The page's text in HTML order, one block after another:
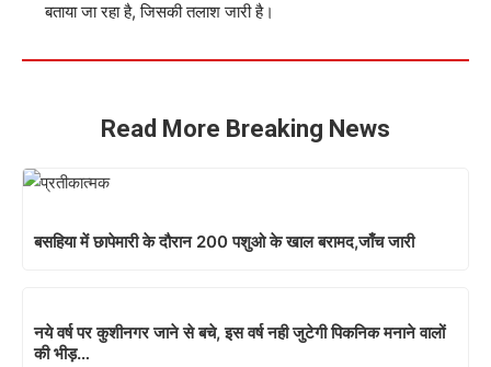
बताया जा रहा है, जिसकी तलाश जारी है।
Read More Breaking News
बसहिया में छापेमारी के दौरान 200 पशुओ के खाल बरामद,जाँच जारी
नये वर्ष पर कुशीनगर जाने से बचे, इस वर्ष नही जुटेगी पिकनिक मनाने वालों
की भीड़…